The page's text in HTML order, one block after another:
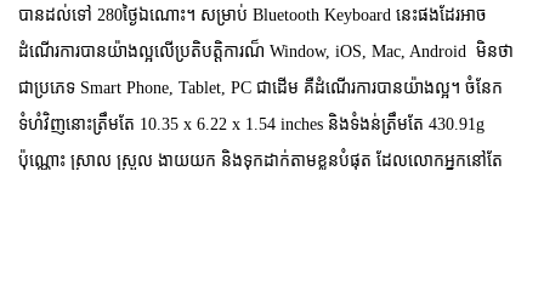
បានដល់ទៅ 280ថ្ងៃឯណោះ។ សម្រាប់ Bluetooth Keyboard នេះផងដែរអាច
ដំណើរការបានយ៉ាងល្អលើប្រតិបត្តិការណ៏ Window, iOS, Mac, Android មិនថា
ជាប្រភេទ Smart Phone, Tablet, PC ជាដើម គឺដំណើរការបានយ៉ាងល្អ។ ចំនែក
ទំហំវិញនោះត្រឹមតែ 10.35 x 6.22 x 1.54 inches និងទំងន់ត្រឹមតែ 430.91g
ប៉ុណ្ណោះ ស្រាល ស្រួល ងាយយក និងទុកដាក់តាមខ្លួនបំផុត ដែលលោកអ្នកនៅតែ